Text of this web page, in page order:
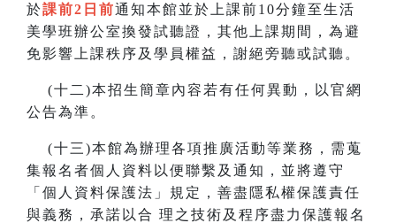
於課前2日前通知本館並於上課前10分鐘至生活
美學班辦公室換發試聽證， 其他上課期間，為避
免影響上課秩序及學員權益，謝絕旁聽或試聽。
(十二)本招生簡章內容若有任何異動 ，
以官網
公告為準。
(十三)本館為辦理各項推廣活動等業務，需蒐
集報名者個人資料以便聯繫及通知，並將遵守
「個人資料保護法」規定，善盡隱私權保護責任
與義務，承諾以合 理之技術及程序盡力保護報名